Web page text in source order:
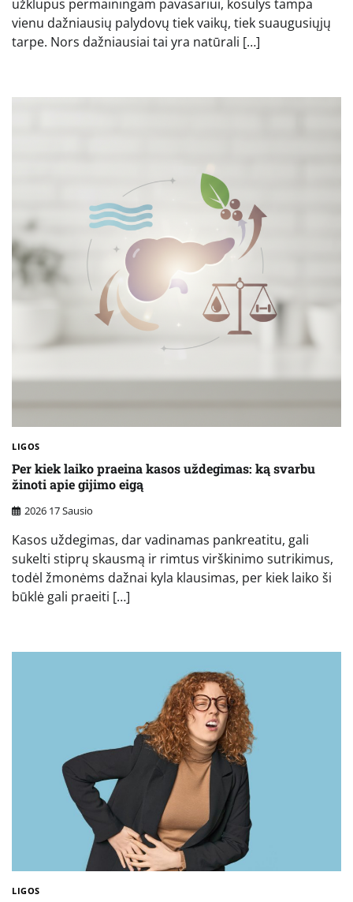
užklupus permainingam pavasariui, kosulys tampa
vienu dažniausių palydovų tiek vaikų, tiek suaugusiųjų
tarpe. Nors dažniausiai tai yra natūrali […]
LIGOS
Per kiek laiko praeina kasos uždegimas: ką svarbu
žinoti apie gijimo eigą
2026 17 Sausio
Kasos uždegimas, dar vadinamas pankreatitu, gali
sukelti stiprų skausmą ir rimtus virškinimo sutrikimus,
todėl žmonėms dažnai kyla klausimas, per kiek laiko ši
būklė gali praeiti […]
LIGOS